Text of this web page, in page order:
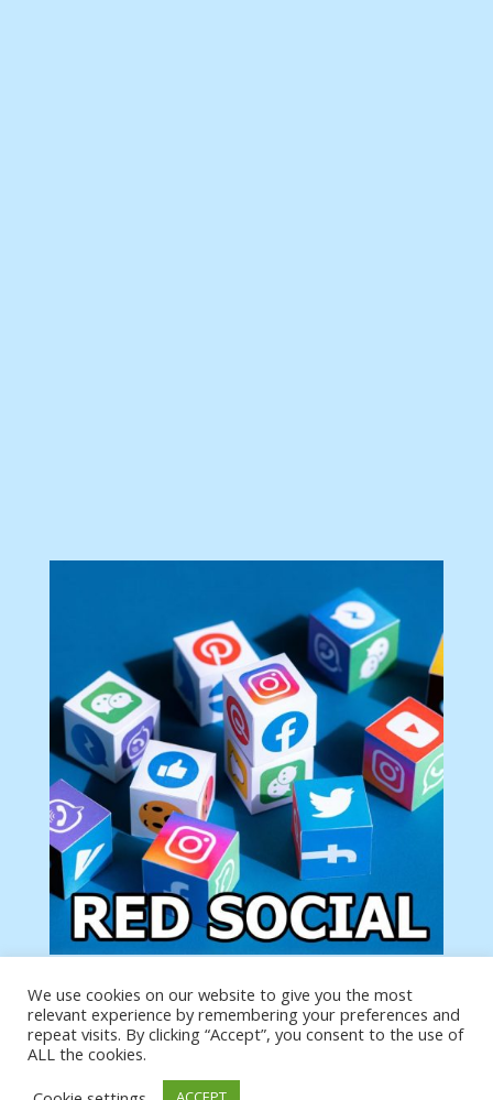
Tu anuncio va aquí
Podemos poner tu anuncio aquí con un link de tu
producto o página
We use cookies on our website to give you the most
relevant experience by remembering your preferences and
repeat visits. By clicking “Accept”, you consent to the use of
ALL the cookies.